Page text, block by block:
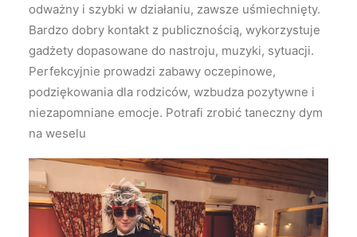
odważny i szybki w działaniu, zawsze uśmiechnięty.
Bardzo dobry kontakt z publicznością, wykorzystuje
gadżety dopasowane do nastroju, muzyki, sytuacji.
Perfekcyjnie prowadzi zabawy oczepinowe,
podziękowania dla rodziców, wzbudza pozytywne i
niezapomniane emocje. Potrafi zrobić taneczny dym
na weselu